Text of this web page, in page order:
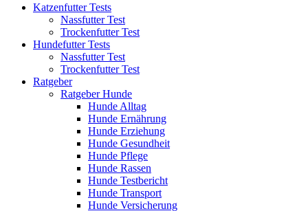
Katzenfutter Tests
Nassfutter Test
Trockenfutter Test
Hundefutter Tests
Nassfutter Test
Trockenfutter Test
Ratgeber
Ratgeber Hunde
Hunde Alltag
Hunde Ernährung
Hunde Erziehung
Hunde Gesundheit
Hunde Pflege
Hunde Rassen
Hunde Testbericht
Hunde Transport
Hunde Versicherung